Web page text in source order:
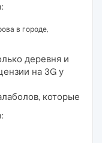
в городе,
деревня и
на 3G у
которые